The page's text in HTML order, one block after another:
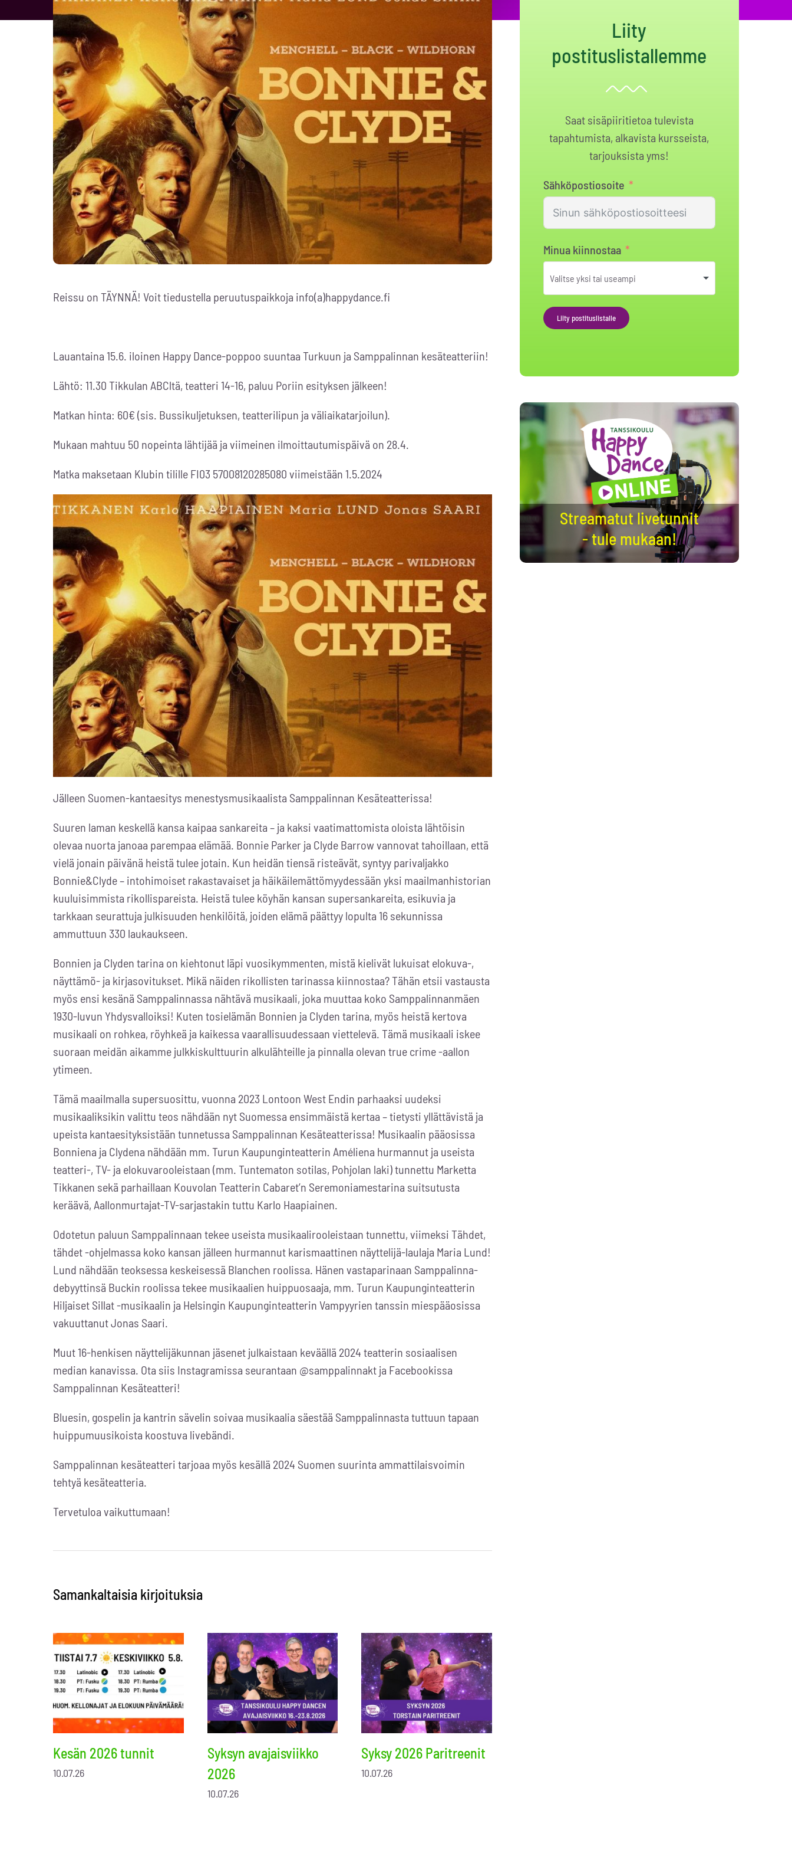
Reissu on TÄYNNÄ! Voit tiedustella peruutuspaikkoja info(a)happydance.fi
Lauantaina 15.6. iloinen Happy Dance-poppoo suuntaa Turkuun ja Samppalinnan kesäteatteriin!
Lähtö: 11.30 Tikkulan ABCltä, teatteri 14-16, paluu Poriin esityksen jälkeen!
Matkan hinta: 60€ (sis. Bussikuljetuksen, teatterilipun ja väliaikatarjoilun).
Mukaan mahtuu 50 nopeinta lähtijää ja viimeinen ilmoittautumispäivä on 28.4.
Matka maksetaan Klubin tilille FI03 57008120285080 viimeistään 1.5.2024
Jälleen Suomen-kantaesitys menestysmusikaalista Samppalinnan Kesäteatterissa!
Suuren laman keskellä kansa kaipaa sankareita – ja kaksi vaatimattomista oloista lähtöisin
olevaa nuorta janoaa parempaa elämää. Bonnie Parker ja Clyde Barrow vannovat tahoillaan, että
vielä jonain päivänä heistä tulee jotain. Kun heidän tiensä risteävät, syntyy parivaljakko
Bonnie&Clyde – intohimoiset rakastavaiset ja häikäilemättömyydessään yksi maailmanhistorian
kuuluisimmista rikollispareista. Heistä tulee köyhän kansan supersankareita, esikuvia ja
tarkkaan seurattuja julkisuuden henkilöitä, joiden elämä päättyy lopulta 16 sekunnissa
ammuttuun 330 laukaukseen.
Bonnien ja Clyden tarina on kiehtonut läpi vuosikymmenten, mistä kielivät lukuisat elokuva-,
näyttämö- ja kirjasovitukset. Mikä näiden rikollisten tarinassa kiinnostaa? Tähän etsii vastausta
myös ensi kesänä Samppalinnassa nähtävä musikaali, joka muuttaa koko Samppalinnanmäen
1930-luvun Yhdysvalloiksi! Kuten tosielämän Bonnien ja Clyden tarina, myös heistä kertova
musikaali on rohkea, röyhkeä ja kaikessa vaarallisuudessaan viettelevä. Tämä musikaali iskee
suoraan meidän aikamme julkkiskulttuurin alkulähteille ja pinnalla olevan true crime -aallon
ytimeen.
Tämä maailmalla supersuosittu, vuonna 2023 Lontoon West Endin parhaaksi uudeksi
musikaaliksikin valittu teos nähdään nyt Suomessa ensimmäistä kertaa – tietysti yllättävistä ja
upeista kantaesityksistään tunnetussa Samppalinnan Kesäteatterissa! Musikaalin pääosissa
Bonniena ja Clydena nähdään mm. Turun Kaupunginteatterin Améliena hurmannut ja useista
teatteri-, TV- ja elokuvarooleistaan (mm. Tuntematon sotilas, Pohjolan laki) tunnettu Marketta
Tikkanen sekä parhaillaan Kouvolan Teatterin Cabaret’n Seremoniamestarina suitsutusta
keräävä, Aallonmurtajat-TV-sarjastakin tuttu Karlo Haapiainen.
Odotetun paluun Samppalinnaan tekee useista musikaalirooleistaan tunnettu, viimeksi Tähdet,
tähdet -ohjelmassa koko kansan jälleen hurmannut karismaattinen näyttelijä-laulaja Maria Lund!
Lund nähdään teoksessa keskeisessä Blanchen roolissa. Hänen vastaparinaan Samppalinna-
debyyttinsä Buckin roolissa tekee musikaalien huippuosaaja, mm. Turun Kaupunginteatterin
Hiljaiset Sillat -musikaalin ja Helsingin Kaupunginteatterin Vampyyrien tanssin miespääosissa
vakuuttanutJonas Saari.
Muut 16-henkisen näyttelijäkunnan jäsenet julkaistaan keväällä 2024 teatterin sosiaalisen
median kanavissa. Ota siis Instagramissa seurantaan @samppalinnakt ja Facebookissa
Samppalinnan Kesäteatteri!
Bluesin, gospelin ja kantrin sävelin soivaa musikaalia säestää Samppalinnasta tuttuun tapaan
huippumuusikoista koostuva livebändi.
Samppalinnan kesäteatteri tarjoaa myös kesällä 2024 Suomen suurinta ammattilaisvoimin
tehtyä kesäteatteria.
Tervetuloa vaikuttumaan!
Samankaltaisia kirjoituksia
Kesän 2026 tunnit
10.07.26
Syksyn avajaisviikko
2026
10.07.26
Syksy 2026 Paritreenit
10.07.26
Liity
postituslistallemme
Saat sisäpiiritietoa tulevista
tapahtumista, alkavista kursseista,
tarjouksista yms!
Sähköpostiosoite
Minua kiinnostaa
Liity postituslistalle
Streamatut livetunnit
- tule mukaan!